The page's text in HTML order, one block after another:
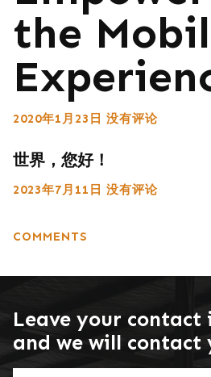
the
2020年1月23日 没有评论
世界，您好！
2023年7月11日 没有评论
COMMENTS
Leave your
and we will contact